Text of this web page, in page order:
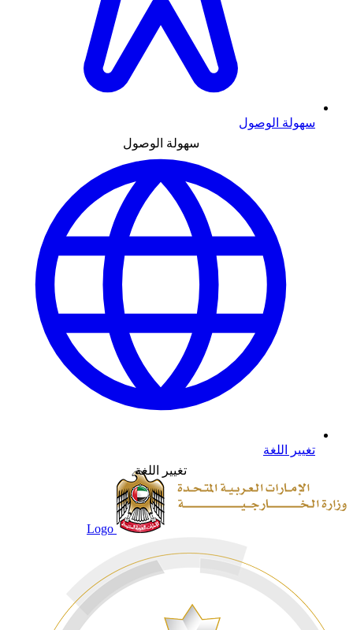
سهولة الوصول
سهولة الوصول
تغيير اللغة
تغيير اللغة
Logo